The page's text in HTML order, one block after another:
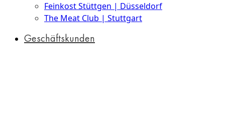
Feinkost Stüttgen | Düsseldorf
The Meat Club | Stuttgart
Geschäftskunden